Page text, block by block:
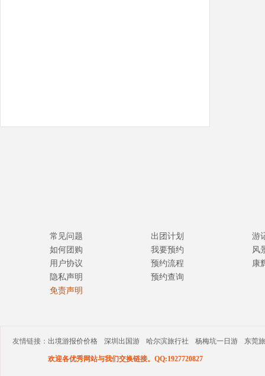
常见问题
如何团购
用户协议
隐私声明
免责声明
出团计划
我要预约
预约流程
预约查询
游
风
康
友情链接： 出境游报价价格 深圳出国游 哈尔滨旅行社 杨梅坑一日游 东莞
欢迎各优秀网站与我们交换链接。QQ:1927720827